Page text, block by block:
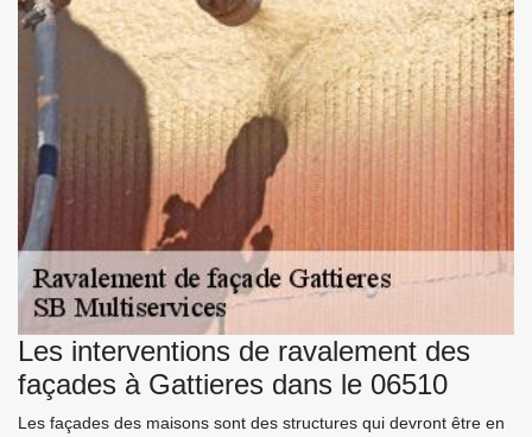
Les interventions de ravalement des
façades à Gattieres dans le 06510
Les façades des maisons sont des structures qui devront être en